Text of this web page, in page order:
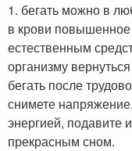
1. бегать можно в
в крови повышенное
естественным
организму
бегать после
снимете
энергией, подавите
прекрасным сном.